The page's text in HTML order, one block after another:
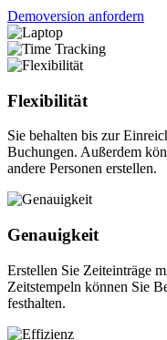
Demoversion anfordern
Flexibilität
Sie behalten bis zur
Buchungen. Außerdem
andere Personen erstellen.
Genauigkeit
Erstellen Sie Zeiteinträge
Zeitstempeln können Sie
festhalten.